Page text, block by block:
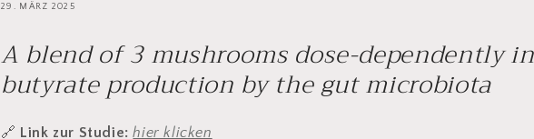
29. MÄRZ 2025
A blend of 3 mushrooms dose-dependently
butyrate production by the gut microbiota
🔗 Link zur Studie: hier klicken